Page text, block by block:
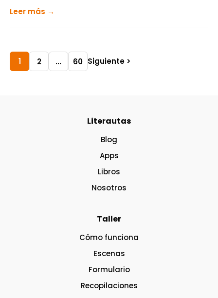
Leer más →
1 2 ... 60 Siguiente >
Literautas
Blog
Apps
Libros
Nosotros
Taller
Cómo funciona
Escenas
Formulario
Recopilaciones